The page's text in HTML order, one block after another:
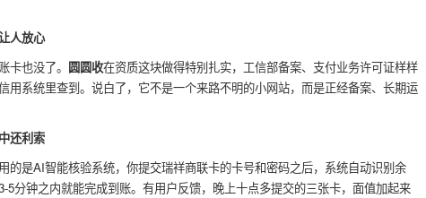
人放心
卡也没了。 圆圆收在资质这块做得特别扎实，工信部备案、支付业务许可证样样
用系统里查到。说白了，它不是一个来路不明的小网站，而是正经备案、长期运
还利索
的是AI智能核验系统，你提交瑞祥商联卡的卡号和密码之后，系统自动识别余
5分钟之内就能完成到账。有用户反馈，晚上十点多提交的三张卡，面值加起来